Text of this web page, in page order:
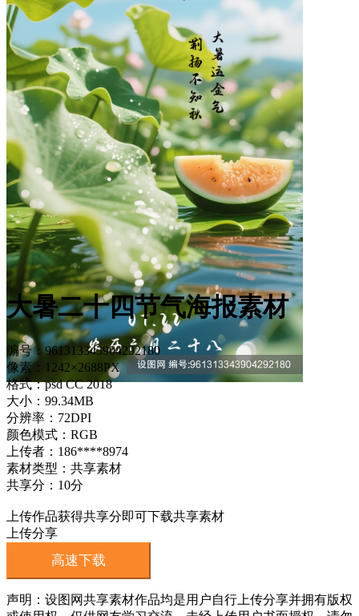
大暑二十四节气海报素材
编号：961313343904292180
像素：1242×2688PX
格式：psd CC 2018
大小：99.34MB
分辨率：72DPI
颜色模式：RGB
上传者：186****8974
素材类型：共享素材
共享分：10分
上传作品获得共享分即可下载共享素材
上传分享
高速下载
声明：设图网共享素材作品均是用户自行上传分享并拥有版权